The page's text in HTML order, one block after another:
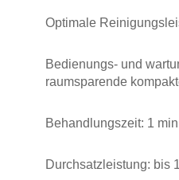
Optimale
Bedienungs- und
raumsparende
Behandlungszeit: 1
Durchsatzleistung: bis